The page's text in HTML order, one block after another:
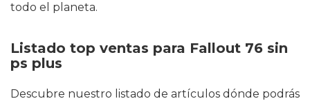
todo el planeta.
Listado top ventas para Fallout 76 sin
ps plus
Descubre nuestro listado de artículos dónde podrás